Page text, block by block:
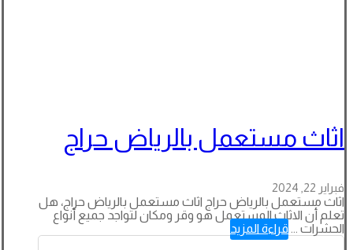
اثاث مستعمل بالرياض حراج
فبراير 22, 2024
اثاث مستعمل بالرياض حراج اثاث مستعمل بالرياض حراج، هل
تعلم أن الاثاث المستعمل هو وقر ومكان لتواجد جميع أنواع
الحشرات ... قراءة المزيد